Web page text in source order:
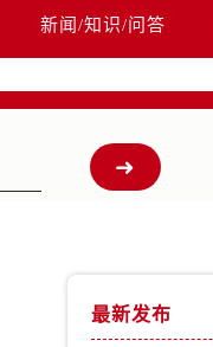
新闻/知识/问答
最新发布